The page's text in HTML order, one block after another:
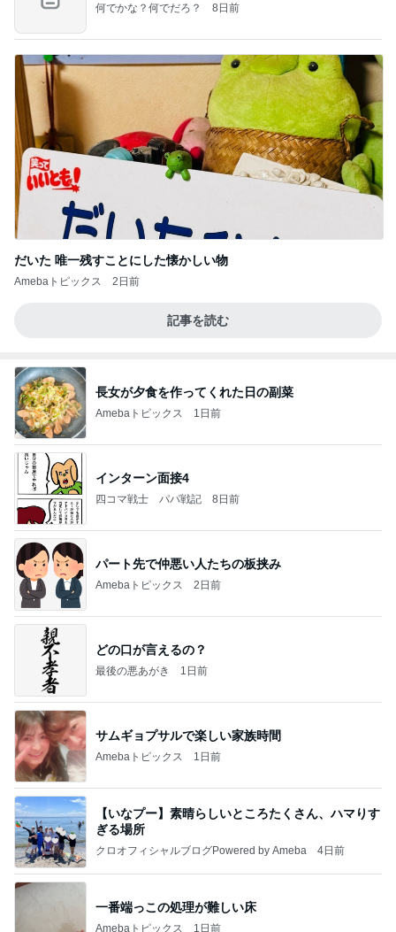
何でかな？何でだろ？ 8日前
だいた 唯一残すことにした懐かしい物
Amebaトピックス 2日前
記事を読む
長女が夕食を作ってくれた日の副菜
Amebaトピックス 1日前
インターン面接4
四コマ戦士 パパ戦記 8日前
パート先で仲悪い人たちの板挟み
Amebaトピックス 2日前
どの口が言えるの？
最後の悪あがき 1日前
サムギョプサルで楽しい家族時間
Amebaトピックス 1日前
【いなプー】素晴らしいところたくさん、ハマりす
ぎる場所
クロオフィシャルブログPowered by Ameba 4日前
一番端っこの処理が難しい床
Amebaトピックス 1日前